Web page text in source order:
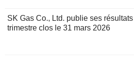
SK Gas Co., Ltd. publie ses
trimestre clos le 31 mars 2026